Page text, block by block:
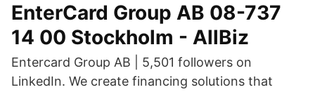
EnterCard Group AB 08-737
14 00 Stockholm - AllBiz
Entercard Group AB | 5,501 followers on
LinkedIn. We create financing solutions that